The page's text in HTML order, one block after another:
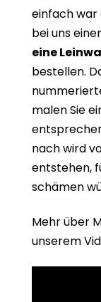
einfach war
bei uns
eine
bestellen.
malen Sie
nach wird
entstehen,
schämen
Mehr über
unserem